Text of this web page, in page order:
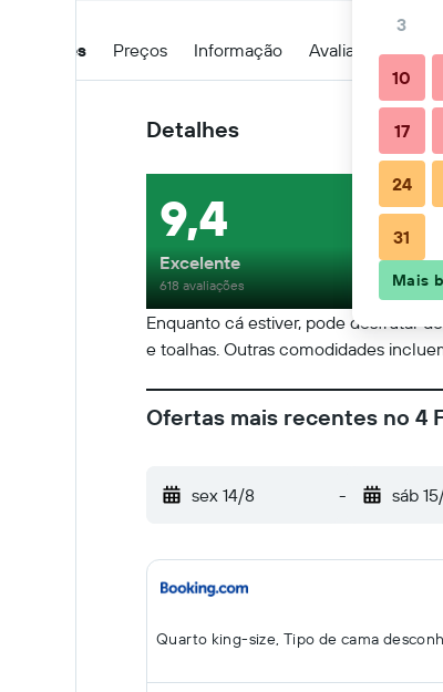
Detalhes Preços Informação Avaliações
Detalhes
Enquanto cá estiver, pode desfrutar
e toalhas. Outras comodidades
9,4
Excelente
618 avaliações
Ofertas mais recentes no 4
sex 14/8 - sáb
Quarto king-size, Tipo de cama
3
10
17
24
31
Mais